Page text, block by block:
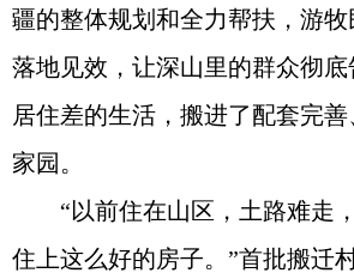
疆的整体规划和全力帮扶，游牧
落地见效，让深山里的群众彻底
居住差的生活，搬进了配套完
家园。
“以前住在山区，土路难走
住上这么好的房子。”首批搬迁